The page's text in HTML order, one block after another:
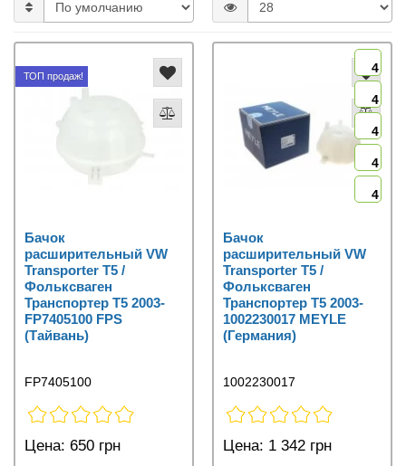
ТОП продаж!
Бачок
расширительный VW
Transporter T5 /
Фольксваген
Транспортер Т5 2003-
FP7405100 FPS
(Тайвань)
FP7405100
Цена: 650 грн
4
4
4
4
4
Бачок
расширительный VW
Transporter T5 /
Фольксваген
Транспортер Т5 2003-
1002230017 MEYLE
(Германия)
1002230017
Цена: 1 342 грн